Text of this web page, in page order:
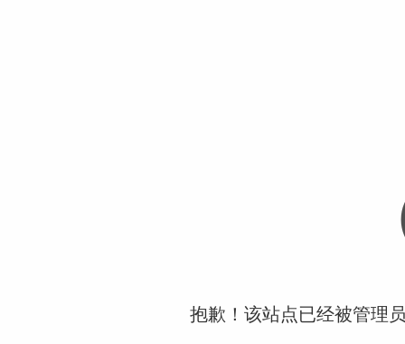
抱歉！该站点已经被管理